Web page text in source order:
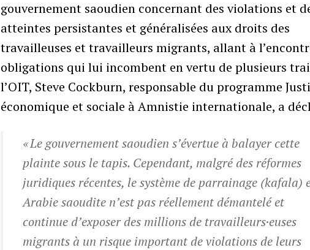
gouvernement saoudien concernant des violations et
atteintes persistantes et généralisées aux droits des
travailleuses et travailleurs migrants, allant à
obligations qui lui incombent en vertu de plusieurs
l’OIT, Steve Cockburn, responsable du programme
économique et sociale à Amnistie internationale, a
« Le gouvernement saoudien s’évertue à balayer cette
plainte sous le tapis. Cependant, malgré des réformes
juridiques récentes, le système de parrainage (kafala)
Arabie saoudite n’est pas réellement démantelé et
continue d’exposer des millions de travailleurs·euses
migrants à un risque important de violations de leurs